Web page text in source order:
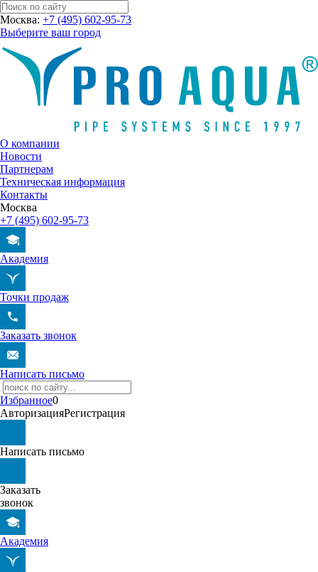
Москва: +7 (495) 602-95-73
Выберите ваш город
О компании
Новости
Партнерам
Техническая информация
Контакты
Москва
+7 (495) 602-95-73
Академия
Точки продаж
Заказать звонок
Написать письмо
Избранное0
АвторизацияРегистрация
Написать письмо
Заказать
звонок
Академия